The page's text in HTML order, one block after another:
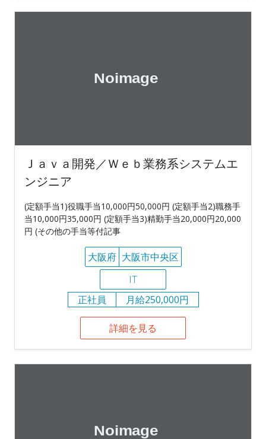
Ｊａｖａ開発／Ｗｅｂ業務系システムエ
ンジニア
(定額手当1)役職手当10,000円50,000円 (定額手当2)職務手
当10,000円35,000円 (定額手当3)精勤手当20,000円20,000
円 (その他の手当等付記事
大阪府 大阪市中央区
IT
正社員
月給250,000円
詳細を見る